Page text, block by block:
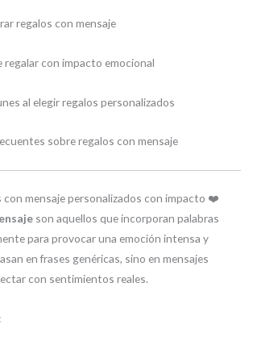
regalos con mensaje
regalar con impacto emocional
al elegir regalos personalizados
sobre regalos con mensaje
con mensaje personalizados con impacto ❤️
son aquellos que incorporan palabras
para provocar una emoción intensa y
en frases genéricas, sino en mensajes
con sentimientos reales.